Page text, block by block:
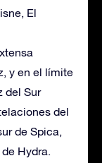
El
y en el límite
del Sur
del
de Spica,
Hydra.